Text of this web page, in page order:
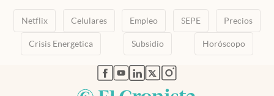
Netflix Celulares Empleo SEPE Precios
Crisis Energetica Subsidio Horóscopo
abre en nueva pestaña
abre en nueva pestaña
abre en nueva pestaña
abre en nueva pestaña
abre en nueva pestaña